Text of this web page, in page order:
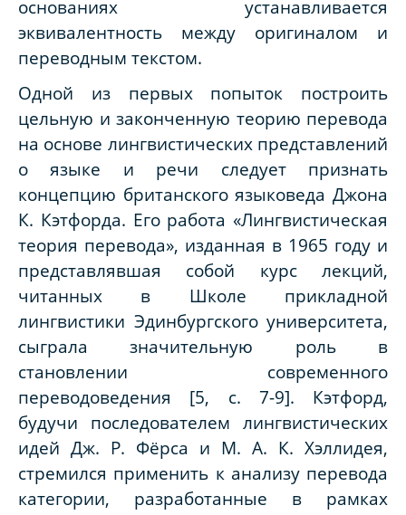
основаниях устанавливается
эквивалентность между оригиналом и
переводным текстом.
Одной из первых попыток построить
цельную и законченную теорию перевода
на основе лингвистических представлений
о языке и речи следует признать
концепцию британского языковеда Джона
К. Кэтфорда. Его работа «Лингвистическая
теория перевода», изданная в 1965 году и
представлявшая собой курс лекций,
читанных в Школе прикладной
лингвистики Эдинбургского университета,
сыграла значительную роль в
становлении современного
переводоведения [5, с. 7-9]. Кэтфорд,
будучи последователем лингвистических
идей Дж. Р. Фёрса и М. А. К. Хэллидея,
стремился применить к анализу перевода
категории, разработанные в рамках